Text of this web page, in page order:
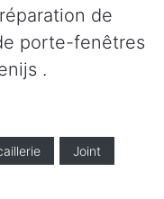
de
porte-fenêtres
.
Joint